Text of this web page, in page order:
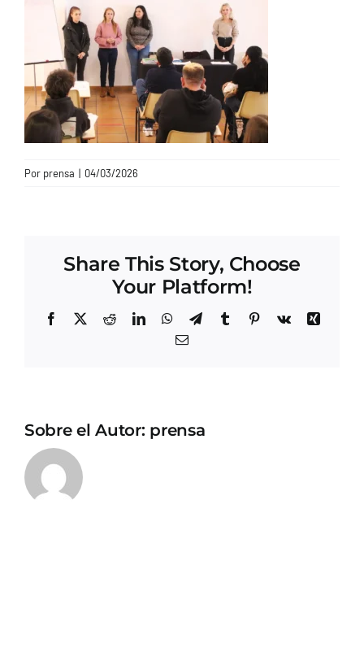
CONTACTO
Por prensa | 04/03/2026
Share This Story, Choose
Your Platform!
Facebook
X RedditLinkedInWhatsApp
TelegramTumblrPinterest
Vk
Xing
Correo
Sobre el Autor: prensa